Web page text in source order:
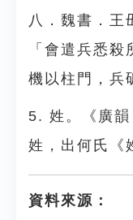
八．魏書．王
「會遣兵悉
機以柱門，兵
5. 姓。《廣韻
姓，出何氏《
資料來源：